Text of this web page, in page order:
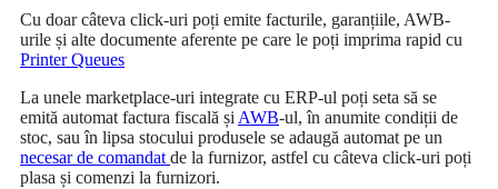
Cu doar câteva click-uri poți emite facturile, garanțiile, AWB-
urile și alte documente aferente pe care le poți imprima rapid cu
Printer Queues
La unele marketplace-uri integrate cu ERP-ul poți seta să se
emită automat factura fiscală șiAWB-ul, în anumite condiții de
stoc, sau în lipsa stocului produsele se adaugă automat pe un
necesar de comandatde la furnizor, astfel cu câteva click-uri poți
plasa și comenzi la furnizori.